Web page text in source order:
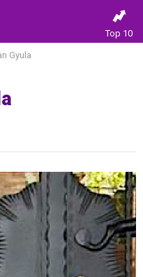
Top 10
Gyula